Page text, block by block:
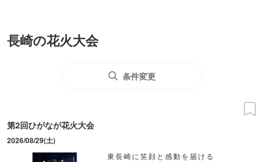
長崎の花火大会
条件変更
第2回ひがなが花火大会
2026/08/29(土)
東長崎に笑顔と感動を届ける